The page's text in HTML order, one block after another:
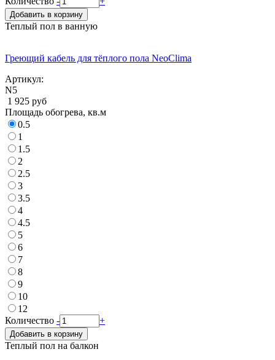
Добавить в корзину
Теплый пол в ванную
Греющий кабель для тёплого пола NeoClima
Артикул:
N5
1 925 руб
Площадь обогрева, кв.м
0.5
1
1.5
2
2.5
3
3.5
4
4.5
5
6
7
8
9
10
12
Количество - +
Добавить в корзину
Теплый пол на балкон